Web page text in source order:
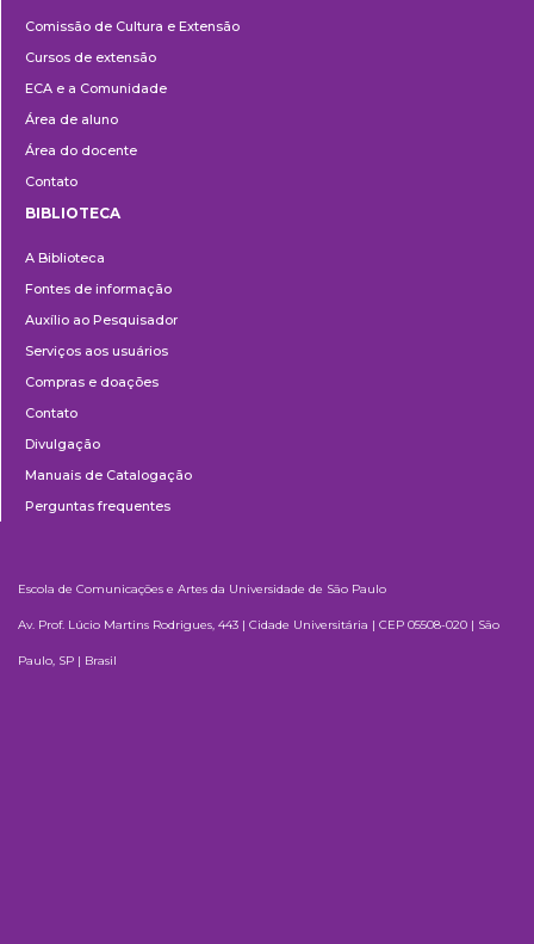
e
Extensão
Comissão de Cultura e Extensão
Cursos de extensão
ECA e a Comunidade
Área de aluno
Área do docente
Contato
BIBLIOTECA
A Biblioteca
Fontes de informação
Auxílio ao Pesquisador
Serviços aos usuários
Compras e doações
Contato
Divulgação
Manuais de Catalogação
Perguntas frequentes
Escola de Comunicações e Artes da Universidade de São Paulo
Av. Prof. Lúcio Martins Rodrigues, 443 | Cidade Universitária | CEP 05508-020 | São
Paulo, SP | Brasil